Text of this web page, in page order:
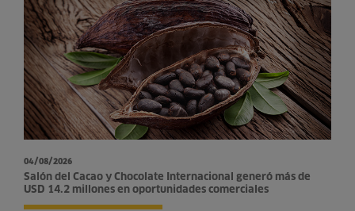
04/08/2026
Salón del Cacao y Chocolate Internacional generó más de
USD 14.2 millones en oportunidades comerciales